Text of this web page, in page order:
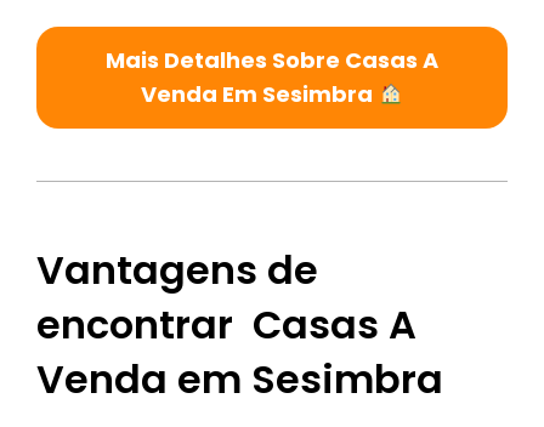
Mais Detalhes Sobre Casas A
Venda Em Sesimbra
Vantagens de
encontrar Casas A
Venda em Sesimbra